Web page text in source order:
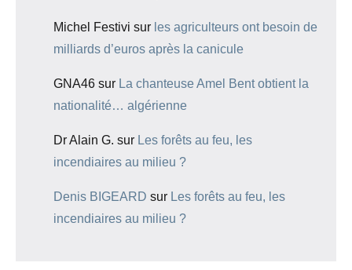
Michel Festivi sur les agriculteurs ont besoin de
milliards d’euros après la canicule
GNA46 sur La chanteuse Amel Bent obtient la
nationalité… algérienne
Dr Alain G. sur Les forêts au feu, les
incendiaires au milieu ?
Denis BIGEARD sur Les forêts au feu, les
incendiaires au milieu ?